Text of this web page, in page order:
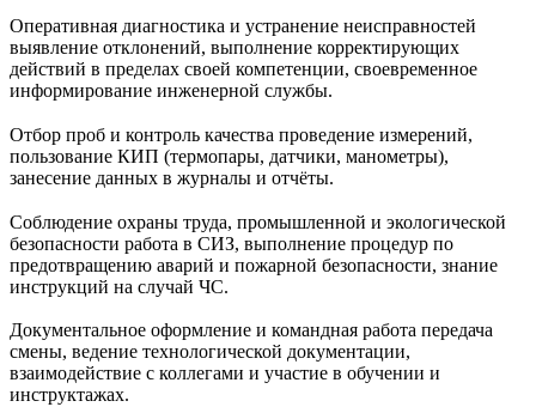
Оперативная диагностика и устранение неисправностей
выявление отклонений, выполнение корректирующих
действий в пределах своей компетенции, своевременное
информирование инженерной службы.
Отбор проб и контроль качества проведение измерений,
пользование КИП (термопары, датчики, манометры),
занесение данных в журналы и отчёты.
Соблюдение охраны труда, промышленной и экологической
безопасности работа в СИЗ, выполнение процедур по
предотвращению аварий и пожарной безопасности, знание
инструкций на случай ЧС.
Документальное оформление и командная работа передача
смены, ведение технологической документации,
взаимодействие с коллегами и участие в обучении и
инструктажах.